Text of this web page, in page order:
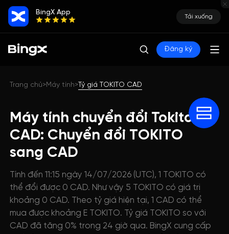
BingX App
Tải xuống
Đăng ký
Trang chủ>Máy tính>Tỷ giá TOKITO CAD
Máy tính chuyển đổi Tokito
CAD: Chuyển đổi TOKITO
sang CAD
Tính đến 11:15 ngày 14/07/2026 (UTC), 1 TOKITO có
thể đổi được 0 CAD. Như vậy 5 TOKITO có giá trị
khoảng 0 CAD. Theo tỷ giá hiện tại, 1 CAD có thể
mua được khoảng E TOKITO. Tỷ giá TOKITO so với
CAD đã tăng 0% trong 24 giờ qua. BingX cung cấp